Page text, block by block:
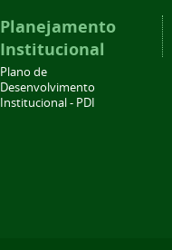
Planejamento
Institucional
Plano de
Desenvolvimento
Institucional - PDI